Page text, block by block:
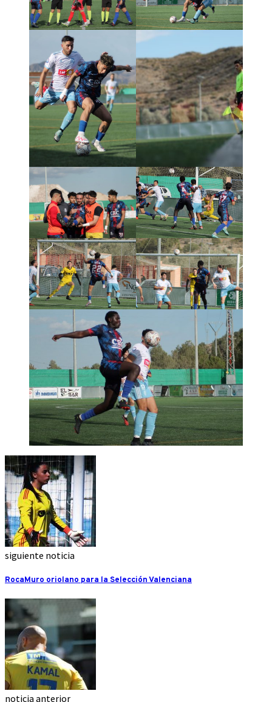
siguiente noticia
RocaMuro oriolano para la Selección Valenciana
noticia anterior